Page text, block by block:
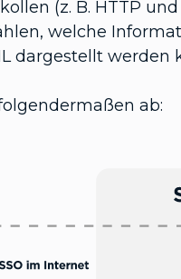
(z. B. HTTP
welche
dargestellt werden
ab: